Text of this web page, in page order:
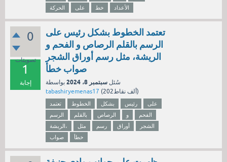
الحركة
على خط الأعداد
0
تصويتات
1
إجابة
تعتمد الخطوط بشكل رئيس على
الرسم بالقلم الرصاص و الفحم و
الريشة، مثل رسم أوراق الشجر
صواب خطأ
سُئل سبتمبر 8، 2024
بواسطة
tabashiryemenas17 ( 202ألف نقاط)
تعتمد الخطوط بشكل رئيس
على
الرسم
بالقلم الرصاص و
الفحم
الريشة،
مثل رسم أوراق
الشجر
صواب
خطأ